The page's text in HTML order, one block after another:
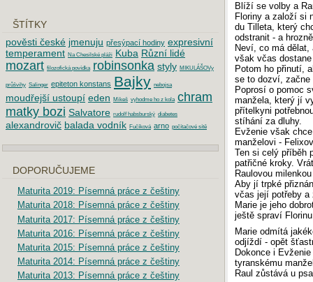
Blíží se volby a
Floriny a založí si
du Tilleta, který
odstranit - a
Neví, co má
však včas
Potom ho přinutí,
se to dozví, začne
Poprosí o pomoc
manžela, který jí
přítelkyni
stíhání za dluhy.
Evženie však
manželovi -
Ten si celý příběh
patřičné kroky.
Raulovou
Aby jí trpké
včas její potřeby a
Marie je jeho
ještě spraví
Marie odmítá
odjíždí - opět
Dokonce i
tyranskému
Raul zůstává u
ŠTÍTKY
pověsti české jmenuju přesýpací hodiny expresivní
temperament Na Chesilské pláži Kuba Různí lidé
mozart filozofická povídka robinsonka styly MIKULÁŠOVy
průšvihy Salinger epiteton konstans Bajky nebojsa
moudřejší ustoupí eden Mikeš vyhodme ho z kola chram
matky bozi Salvatore rudolf habsburský diabetes
alexandrovič balada vodník Fučíková arno počítačové sítě
DOPORUČUJEME
Maturita 2019: Písemná práce z češtiny
Maturita 2018: Písemná práce z češtiny
Maturita 2017: Písemná práce z češtiny
Maturita 2016: Písemná práce z češtiny
Maturita 2015: Písemná práce z češtiny
Maturita 2014: Písemná práce z češtiny
Maturita 2013: Písemná práce z češtiny